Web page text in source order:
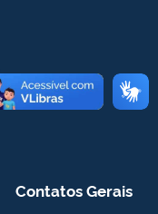
Contatos Gerais